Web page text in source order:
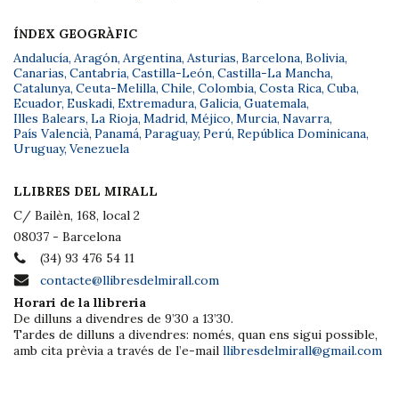
ÍNDEX GEOGRÀFIC
Andalucía, Aragón, Argentina, Asturias, Barcelona, Bolivia,
Canarias, Cantabria, Castilla-León, Castilla-La Mancha,
Catalunya, Ceuta-Melilla, Chile, Colombia, Costa Rica, Cuba,
Ecuador, Euskadi, Extremadura, Galicia, Guatemala,
Illes Balears, La Rioja, Madrid, Méjico, Murcia, Navarra,
País Valencià, Panamá, Paraguay, Perú, República Dominicana,
Uruguay, Venezuela
LLIBRES DEL MIRALL
C/ Bailèn, 168, local 2
08037 - Barcelona
(34) 93 476 54 11
contacte@llibresdelmirall.com
Horari de la llibreria
De dilluns a divendres de 9’30 a 13’30.
Tardes de dilluns a divendres: només, quan ens sigui possible,
amb cita prèvia a través de l’e-mail llibresdelmirall@gmail.com